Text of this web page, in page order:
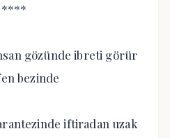
****
gözünde ibreti görür
bezinde
iftiradan uzak